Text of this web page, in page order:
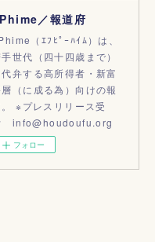
／報道府
（ｴﾌﾋﾟｰﾊｲﾑ）は、
世代（四十四歳まで）
代弁する高所得者・新富
（に成る為）向けの報
※プレスリリース受
info@houdoufu.org
フォロー